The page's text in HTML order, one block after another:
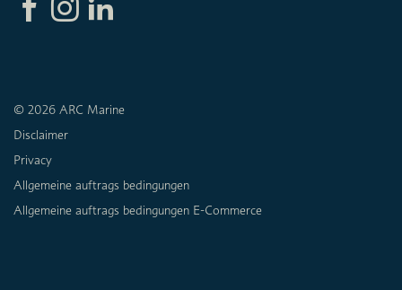
© 2026 ARC Marine
Disclaimer
Privacy
Allgemeine auftrags bedingungen
Allgemeine auftrags bedingungen E-Commerce